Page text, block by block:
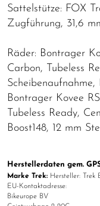
Sattelstütze: FOX
Zugführung, 31,6
Räder: Bontrager
Carbon, Tubeless
Scheibenaufnahme,
Bontrager Kovee
Tubeless Ready,
Boost148, 12 mm
Herstellerdaten gem.
Marke Trek: Hersteller: Trek
EU-Kontaktadresse:
Bikeurope BV